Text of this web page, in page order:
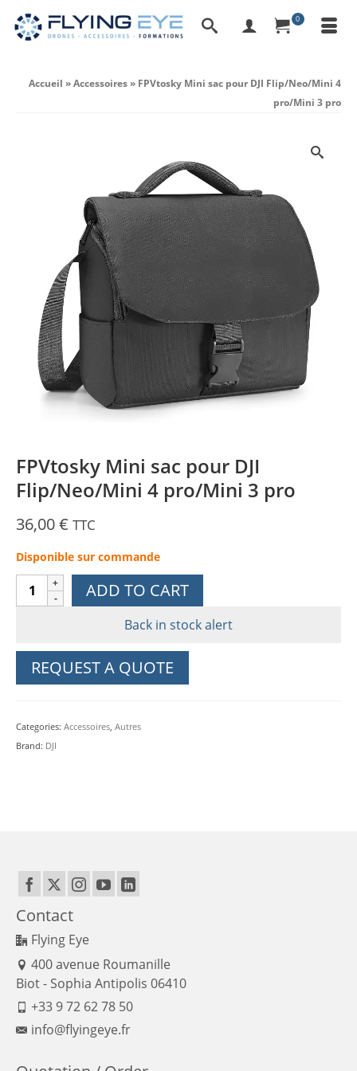
0
Accueil »Accessoires» FPVtosky Mini sac pour DJI Flip/Neo/Mini 4
pro/Mini 3 pro
FPVtosky Mini sac pour DJI
Flip/Neo/Mini 4 pro/Mini 3 pro
36,00€ TTC
Disponible sur commande
FPVtosky
Mini
Flip/Neo/Mini
ADD TO CART
Back in stock alert
REQUEST A QUOTE
Categories: Accessoires, Autres
Brand: DJI
Contact
Flying Eye
400 avenue Roumanille
Biot - Sophia Antipolis 06410
+33 9 72 62 78 50
info@flyingeye.fr